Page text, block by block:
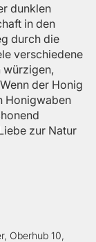
dunklen
in den
durch die
verschiedene
würzigen,
der Honig
Honigwaben
zur Natur
Oberhub 10,